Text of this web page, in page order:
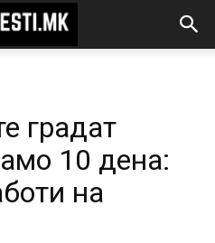
градат
10 дена:
на